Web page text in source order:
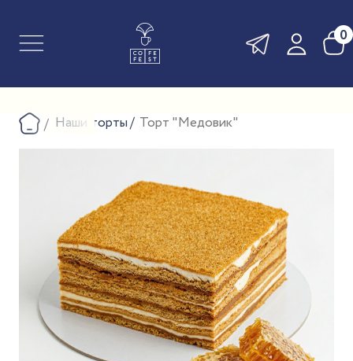
0
Наши торты Торт "Медовик"